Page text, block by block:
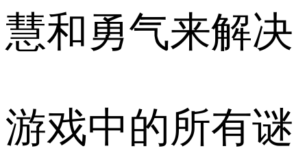
慧和勇气来解决
游戏中的所有谜